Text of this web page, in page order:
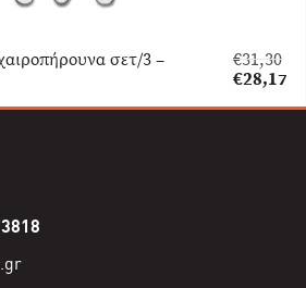
σετ/3 –
€31,30
Original
was:
€28,17
τρέχουσα